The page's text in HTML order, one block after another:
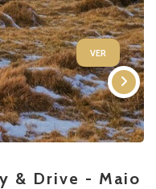
VER
& Drive - Maio